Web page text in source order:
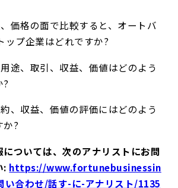
価格の面で比較すると、オートバ
ップ企業はどれですか?
途、取引、収益、価値はどのよう
?
、収益、価値の評価にはどのよう
か?
については、次のアナリストにお問
: https://www.fortunebusinessin
合わせ/話す-に-アナリスト/1135